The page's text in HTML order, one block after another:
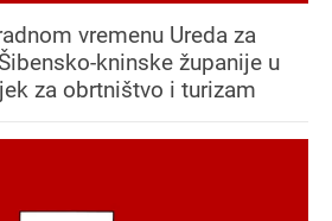
vremenu Ureda za
kninske županije u
za obrtništvo i turizam